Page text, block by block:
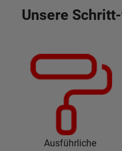
Unsere
Ausführliche